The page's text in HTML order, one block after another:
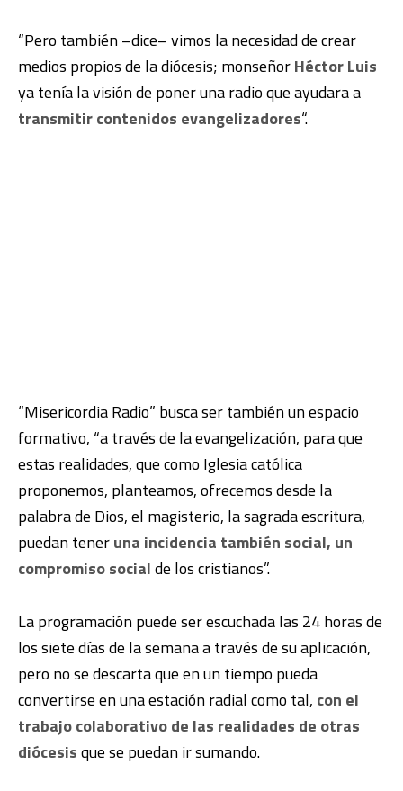
“Pero también –dice– vimos la necesidad de crear
medios propios de la diócesis; monseñorHéctor Luis
ya tenía la visión de poner una radio que ayudara a
transmitir contenidos evangelizadores“.
“Misericordia Radio” busca ser también un espacio
formativo, “a través de la evangelización, para que
estas realidades, que como Iglesia católica
proponemos, planteamos, ofrecemos desde la
palabra de Dios, el magisterio, la sagrada escritura,
puedan teneruna incidencia también social, un
compromiso socialde los cristianos”.
La programación puede ser escuchada las 24 horas de
los siete días de la semana a través de su aplicación,
pero no se descarta que en un tiempo pueda
convertirse en una estación radial como tal, con el
trabajo colaborativo de las realidades de otras
diócesisque se puedan ir sumando.